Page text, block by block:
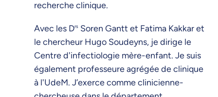
recherche clinique.
Avec les Drs Soren Gantt et Fatima Kakkar et
le chercheur Hugo Soudeyns, je dirige le
Centre d'infectiologie mère-enfant. Je suis
également professeure agrégée de clinique
à l'UdeM. J’exerce comme clinicienne-